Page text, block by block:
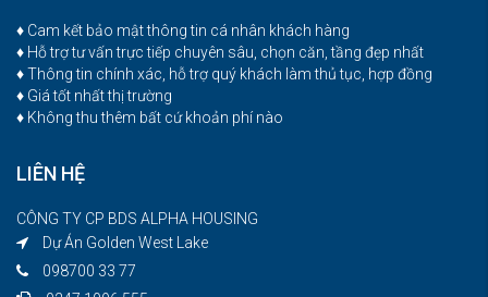
♦ Cam kết bảo mật thông tin cá nhân khách hàng
♦ Hỗ trợ tư vấn trực tiếp chuyên sâu, chọn căn, tầng đẹp nhất
♦ Thông tin chính xác, hỗ trợ quý khách làm thủ tục, hợp đồng
♦ Giá tốt nhất thị trường
♦ Không thu thêm bất cứ khoản phí nào
LIÊN HỆ
CÔNG TY CP BDS ALPHA HOUSING
Dự Án Golden West Lake
098700 33 77